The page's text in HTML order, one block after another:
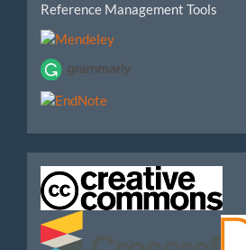
Reference Management Tools
IndexedBy